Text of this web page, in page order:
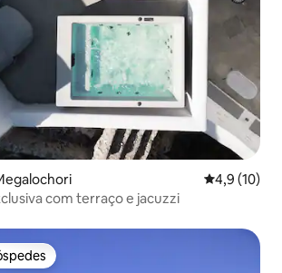
4,9 de uma
4,9 (10)
com terraço e jacuzzi